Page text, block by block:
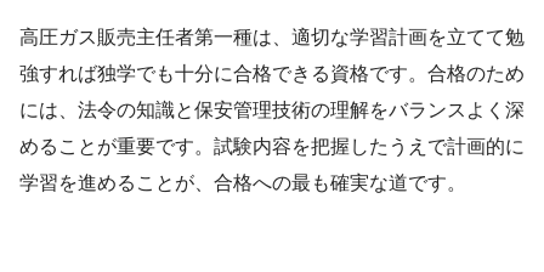
高圧ガス販売主任者第一種は、適切な学習計画を立てて勉
強すれば独学でも十分に合格できる資格です。合格のため
には、法令の知識と保安管理技術の理解をバランスよく深
めることが重要です。試験内容を把握したうえで計画的に
学習を進めることが、合格への最も確実な道です。